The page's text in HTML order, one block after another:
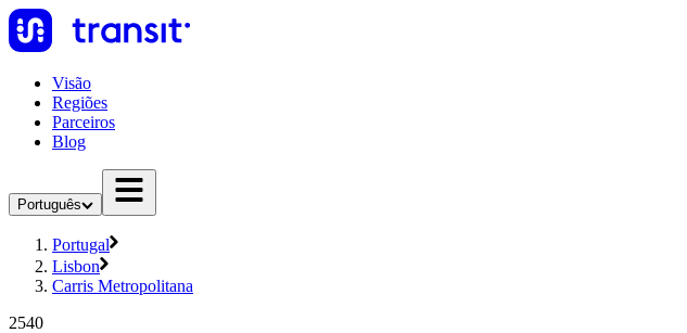
Visão
Regiões
Parceiros
Blog
Português
Portugal
Lisbon
Carris Metropolitana
2540